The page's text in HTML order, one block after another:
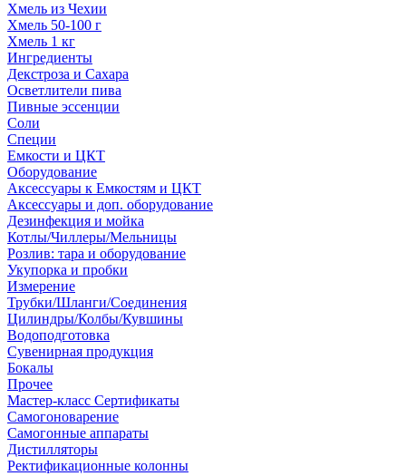
Хмель из Чехии
Хмель 50-100 г
Хмель 1 кг
Ингредиенты
Декстроза и Сахара
Осветлители пива
Пивные эссенции
Соли
Специи
Емкости и ЦКТ
Оборудование
Аксессуары к Емкостям и ЦКТ
Аксессуары и доп. оборудование
Дезинфекция и мойка
Котлы/Чиллеры/Мельницы
Розлив: тара и оборудование
Укупорка и пробки
Измерение
Трубки/Шланги/Соединения
Цилиндры/Колбы/Кувшины
Водоподготовка
Сувенирная продукция
Бокалы
Прочее
Мастер-класс Сертификаты
Самогоноварение
Самогонные аппараты
Дистилляторы
Ректификационные колонны